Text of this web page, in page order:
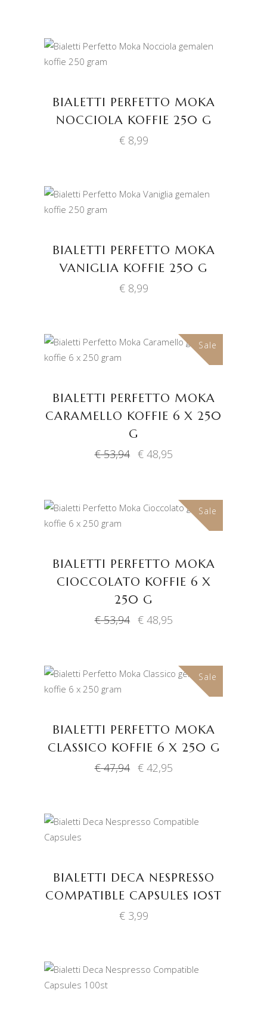
WINKELWAGEN
BIALETTI PERFETTO MOKA
NOCCIOLA KOFFIE 250 G
€8,99
WINKELWAGEN
BIALETTI PERFETTO MOKA
VANIGLIA KOFFIE 250 G
€8,99
Sale
TOEVOEGEN AAN
WINKELWAGEN
BIALETTI PERFETTO MOKA
CARAMELLO KOFFIE 6 X 250
G
€53,94 Oorspronkelijke
€48,95Huidige
Sale
TOEVOEGEN AAN
WINKELWAGEN
BIALETTI PERFETTO MOKA
CIOCCOLATO KOFFIE 6 X
250 G
€53,94 Oorspronkelijke
€48,95Huidige
Sale
TOEVOEGEN AAN
WINKELWAGEN
BIALETTI PERFETTO MOKA
CLASSICO KOFFIE 6 X 250 G
€47,94 Oorspronkelijke
€42,95Huidige
BIALETTI DECA NESPRESSO
COMPATIBLE CAPSULES 10ST
€3,99
TOEVOEGEN AAN
WINKELWAGEN